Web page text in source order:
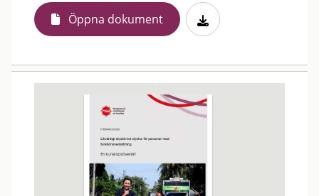
Öppna dokument